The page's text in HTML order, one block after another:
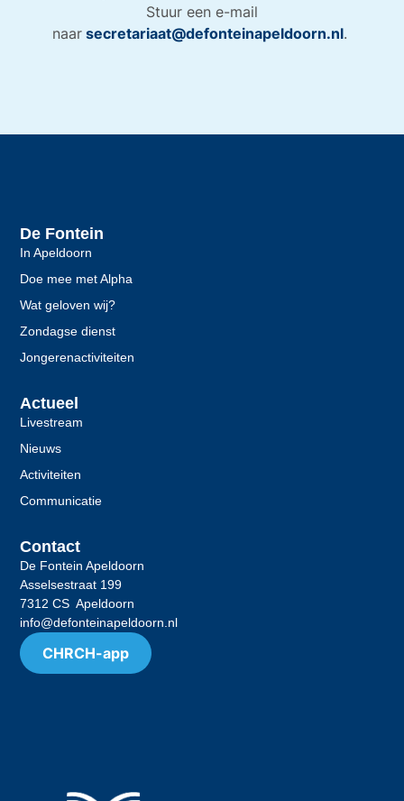
Stuur een e-mail
naar secretariaat@defonteinapeldoorn.nl.
De Fontein
In Apeldoorn
Doe mee met Alpha
Wat geloven wij?
Zondagse dienst
Jongerenactiviteiten
Actueel
Livestream
Nieuws
Activiteiten
Communicatie
Contact
De Fontein Apeldoorn
Asselsestraat 199
7312 CS Apeldoorn
info@defonteinapeldoorn.nl
CHRCH-app